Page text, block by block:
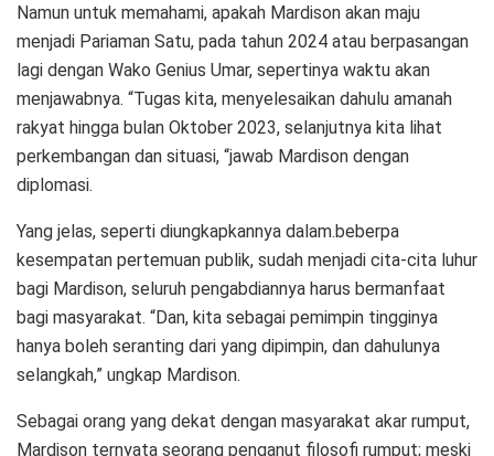
Namun untuk memahami, apakah Mardison akan maju
menjadi Pariaman Satu, pada tahun 2024 atau berpasangan
lagi dengan Wako Genius Umar, sepertinya waktu akan
menjawabnya. “Tugas kita, menyelesaikan dahulu amanah
rakyat hingga bulan Oktober 2023, selanjutnya kita lihat
perkembangan dan situasi, “jawab Mardison dengan
diplomasi.
Yang jelas, seperti diungkapkannya dalam.beberpa
kesempatan pertemuan publik, sudah menjadi cita-cita luhur
bagi Mardison, seluruh pengabdiannya harus bermanfaat
bagi masyarakat. “Dan, kita sebagai pemimpin tingginya
hanya boleh seranting dari yang dipimpin, dan dahulunya
selangkah,” ungkap Mardison.
Sebagai orang yang dekat dengan masyarakat akar rumput,
Mardison ternyata seorang penganut filosofi rumput; meski